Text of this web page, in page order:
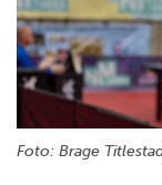
Foto: Brage